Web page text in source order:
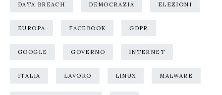
DATA BREACH DEMOCRAZIA ELEZIONI
EUROPA FACEBOOK GDPR
GOOGLE GOVERNO INTERNET
ITALIA LAVORO LINUX MALWARE